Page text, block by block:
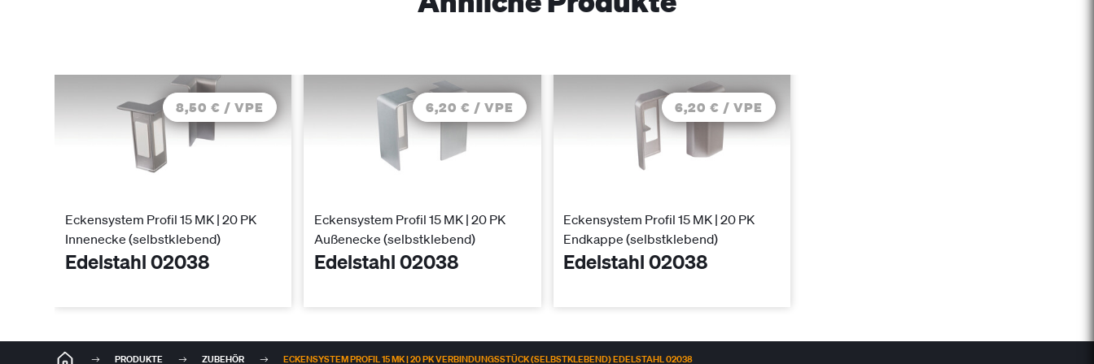
8,50 € / VPE
Eckensystem Profil 15 MK | 20 PK
Innenecke (selbstklebend)
Edelstahl 02038
6,20 € / VPE
Eckensystem Profil 15 MK | 20 PK
Außenecke (selbstklebend)
Edelstahl 02038
6,20 € / VPE
Eckensystem Profil 15 MK | 20 PK
Endkappe (selbstklebend)
Edelstahl 02038
PRODUKTE ZUBEHÖR ECKENSYSTEM PROFIL 15 MK | 20 PK VERBINDUNGSSTÜCK (SELBSTKLEBEND) EDELSTAHL 02038